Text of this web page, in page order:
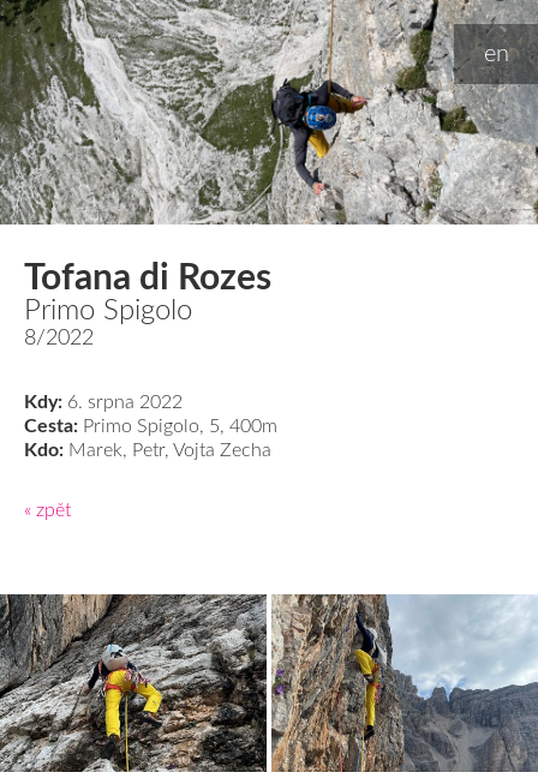
en
Tofana di Rozes
Primo Spigolo
8/2022
Kdy: 6. srpna 2022
Cesta: Primo Spigolo, 5, 400m
Kdo: Marek, Petr, Vojta Zecha
« zpět